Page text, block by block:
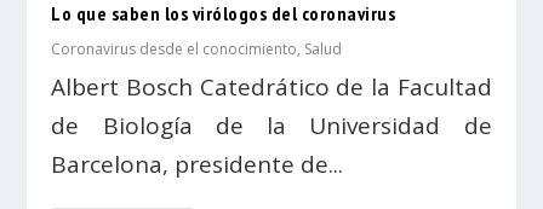
Lo que saben los virólogos del coronavirus
Coronavirus desde el conocimiento, Salud
Albert Bosch Catedrático de la Facultad
de Biología de la Universidad de
Barcelona, presidente de...